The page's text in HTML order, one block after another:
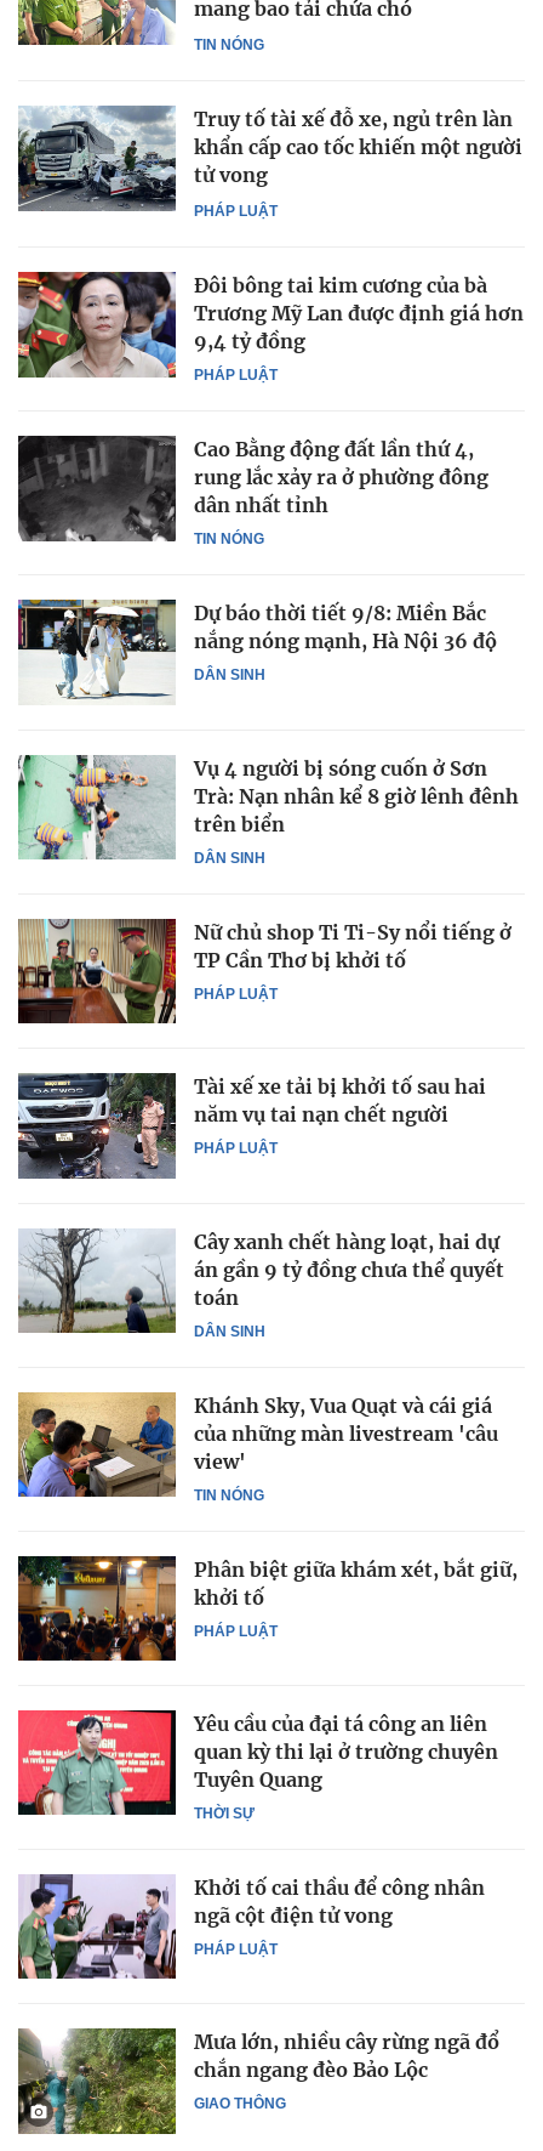
TIN NÓNG
mang bao tải chứa chó
PHÁP LUẬT
Truy tố tài xế đỗ xe, ngủ trên làn
khẩn cấp cao tốc khiến một người
tử vong
PHÁP LUẬT
Đôi bông tai kim cương của bà
Trương Mỹ Lan được định giá hơn
9,4 tỷ đồng
TIN NÓNG
Cao Bằng động đất lần thứ 4,
rung lắc xảy ra ở phường đông
dân nhất tỉnh
DÂN SINH
Dự báo thời tiết 9/8: Miền Bắc
nắng nóng mạnh, Hà Nội 36 độ
DÂN SINH
Vụ 4 người bị sóng cuốn ở Sơn
Trà: Nạn nhân kể 8 giờ lênh đênh
trên biển
PHÁP LUẬT
Nữ chủ shop Ti Ti-Sy nổi tiếng ở
TP Cần Thơ bị khởi tố
PHÁP LUẬT
Tài xế xe tải bị khởi tố sau hai
năm vụ tai nạn chết người
DÂN SINH
Cây xanh chết hàng loạt, hai dự
án gần 9 tỷ đồng chưa thể quyết
toán
TIN NÓNG
Khánh Sky, Vua Quạt và cái giá
của những màn livestream 'câu
view'
PHÁP LUẬT
Phân biệt giữa khám xét, bắt giữ,
khởi tố
THỜI SỰ
Yêu cầu của đại tá công an liên
quan kỳ thi lại ở trường chuyên
Tuyên Quang
PHÁP LUẬT
Khởi tố cai thầu để công nhân
ngã cột điện tử vong
GIAO THÔNG
Mưa lớn, nhiều cây rừng ngã đổ
chắn ngang đèo Bảo Lộc